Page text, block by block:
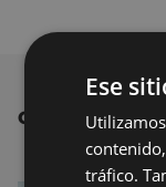
OTRAS
Ese
tráfico.